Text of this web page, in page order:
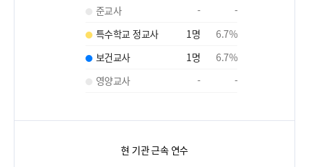
준교사
-
-
특수학교 정교사
1명 6.7%
보건교사
1명 6.7%
영양교사
- -
현 기관 근속 연수